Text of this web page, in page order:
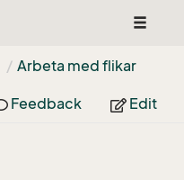
Toggle
Arbeta med flikar
Feedback Edit